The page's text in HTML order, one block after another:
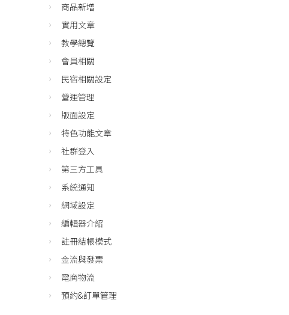
商品新增
實用文章
教學總覽
會員相關
民宿相關設定
營運管理
版面設定
特色功能文章
社群登入
第三方工具
系統通知
網域設定
編輯器介紹
註冊結帳模式
金流與發票
電商物流
預約&訂單管理